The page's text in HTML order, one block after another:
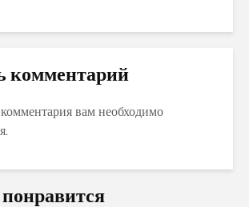
комментарий
вам необходимо
.